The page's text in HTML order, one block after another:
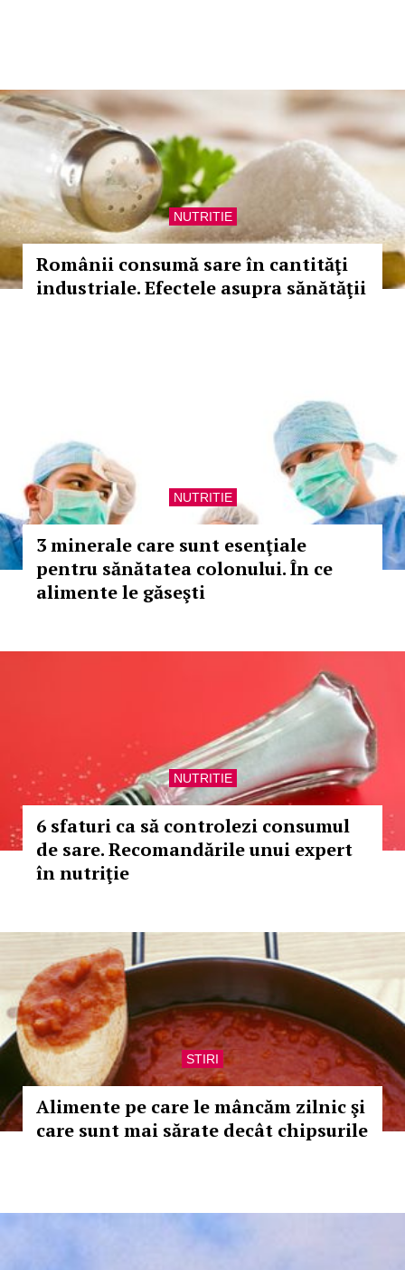
NUTRITIE
Românii consumă sare în cantităţi
industriale. Efectele asupra sănătăţii
NUTRITIE
3 minerale care sunt esenţiale
pentru sănătatea colonului. În ce
alimente le găseşti
NUTRITIE
6 sfaturi ca să controlezi consumul
de sare. Recomandările unui expert
în nutriţie
STIRI
Alimente pe care le mâncăm zilnic şi
care sunt mai sărate decât chipsurile